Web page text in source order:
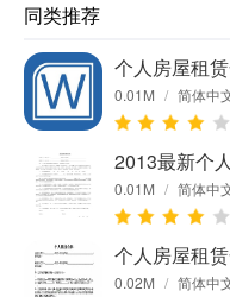
同类推荐
个人房屋租
0.01M / 简体中
2013最新个
0.01M / 简体中
个人房屋租
0.02M / 简体中